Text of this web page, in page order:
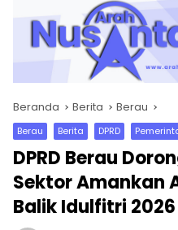
Beranda Berita Berau
Berau Berita DPRD
DPRD Berau
Sektor Amankan
Balik Idulfitri 2026